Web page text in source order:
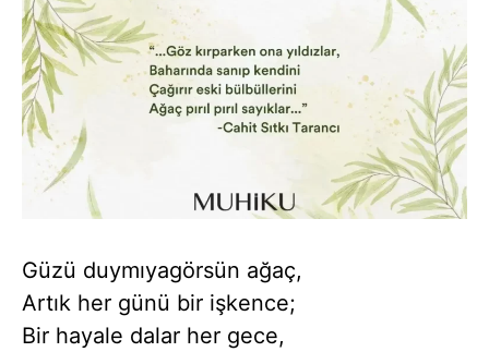
Güzü duymıyagörsün ağaç,
Artık her günü bir işkence;
Bir hayale dalar her gece,